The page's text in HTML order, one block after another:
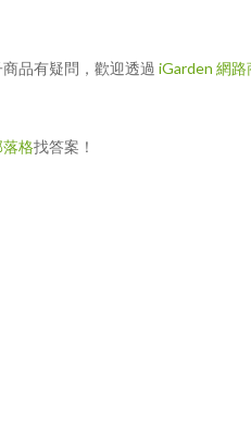
品有疑問，歡迎透過 iGarden 網路
格找答案！